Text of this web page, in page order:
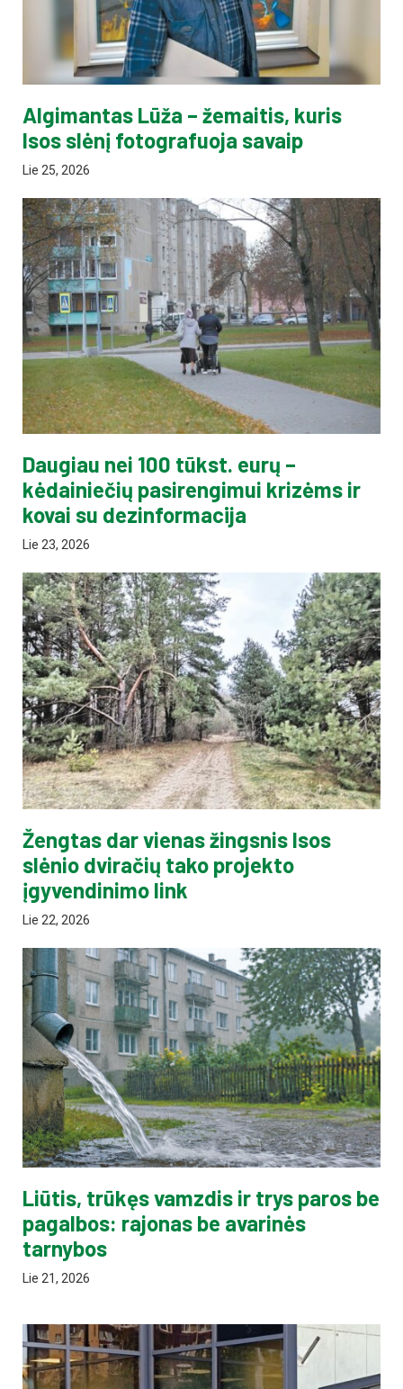
Algimantas Lūža – žemaitis, kuris
Isos slėnį fotografuoja savaip
Lie 25, 2026
Daugiau nei 100 tūkst. eurų –
kėdainiečių pasirengimui krizėms ir
kovai su dezinformacija
Lie 23, 2026
Žengtas dar vienas žingsnis Isos
slėnio dviračių tako projekto
įgyvendinimo link
Lie 22, 2026
Liūtis, trūkęs vamzdis ir trys paros be
pagalbos: rajonas be avarinės
tarnybos
Lie 21, 2026